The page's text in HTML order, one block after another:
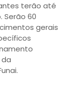
terão até
Serão 60
gerais